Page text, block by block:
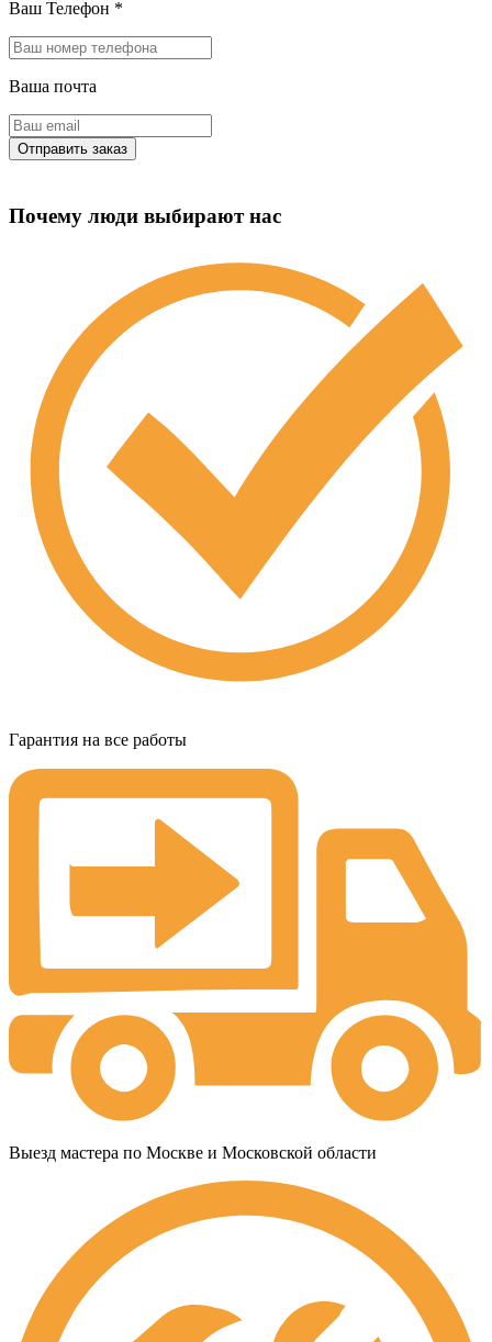
Ваш Телефон *
Ваша почта
Почему люди выбирают нас
Гарантия на все работы
Выезд мастера по Москве и Московской области